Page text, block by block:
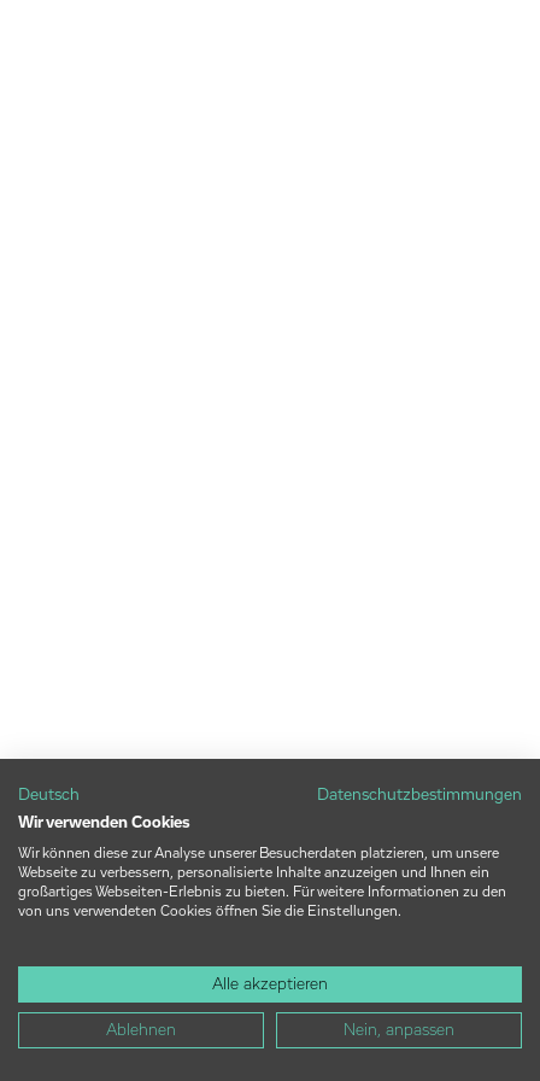
Deutsch
Datenschutzbestimmungen
Wir verwenden Cookies
Wir können diese zur Analyse unserer Besucherdaten platzieren, um unsere
Webseite zu verbessern, personalisierte Inhalte anzuzeigen und Ihnen ein
großartiges Webseiten-Erlebnis zu bieten. Für weitere Informationen zu den
von uns verwendeten Cookies öffnen Sie die Einstellungen.
Alle akzeptieren
Ablehnen Nein, anpassen